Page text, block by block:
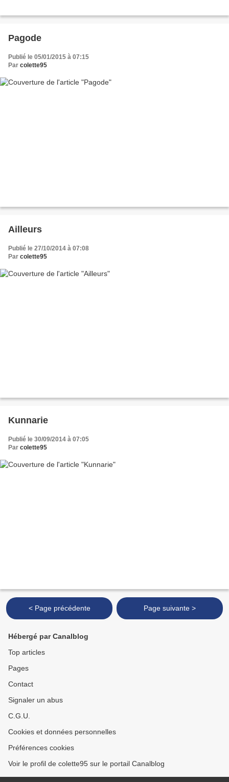
Pagode
Publié le 05/01/2015 à 07:15
Par colette95
Ailleurs
Publié le 27/10/2014 à 07:08
Par colette95
Kunnarie
Publié le 30/09/2014 à 07:05
Par colette95
< Page précédente Page suivante >
Hébergé par Canalblog
Top articles
Pages
Contact
Signaler un abus
C.G.U.
Cookies et données personnelles
Préférences cookies
Voir le profil de colette95 sur le portail Canalblog